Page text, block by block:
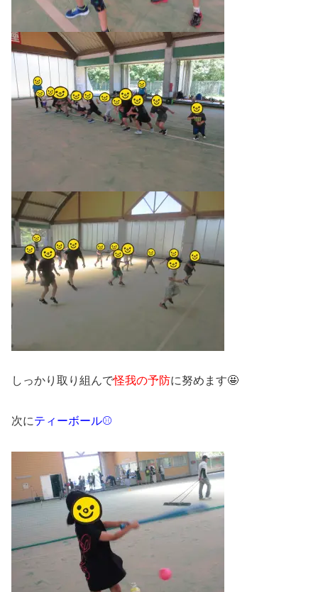
しっかり取り組んで怪我の予防に努めます🤩
次にティーボール⚾